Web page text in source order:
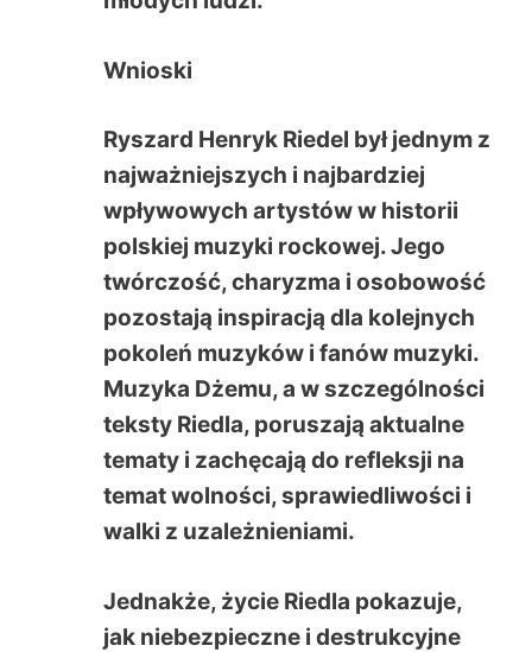
Wnioski
Ryszard Henryk Riedel był jednym z
najważniejszych i najbardziej
wpływowych artystów w historii
polskiej muzyki rockowej. Jego
twórczość, charyzma i osobowość
pozostają inspiracją dla kolejnych
pokoleń muzyków i fanów muzyki.
Muzyka Dżemu, a w szczególności
teksty Riedla, poruszają aktualne
tematy i zachęcają do refleksji na
temat wolności, sprawiedliwości i
walki z uzależnieniami.
Jednakże, życie Riedla pokazuje,
jak niebezpieczne i destrukcyjne